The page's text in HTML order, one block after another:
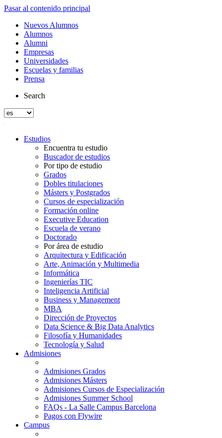
Pasar al contenido principal
Nuevos Alumnos
Alumnos
Alumni
Empresas
Universidades
Escuelas y familias
Prensa
Search
Estudios
Encuentra tu estudio
Buscador de estudios
Por tipo de estudio
Grados
Dobles titulaciones
Másters y Postgrados
Cursos de especialización
Formación online
Executive Education
Escuela de verano
Doctorado
Por área de estudio
Arquitectura y Edificación
Arte, Animación y Multimedia
Informática
Ingenierías TIC
Inteligencia Artificial
Business y Management
MBA
Dirección de Proyectos
Data Science & Big Data Analytics
Filosofía y Humanidades
Tecnología y Salud
Admisiones
Admisiones Grados
Admisiones Másters
Admisiones Cursos de Especialización
Admisiones Summer School
FAQs - La Salle Campus Barcelona
Pagos con Flywire
Campus